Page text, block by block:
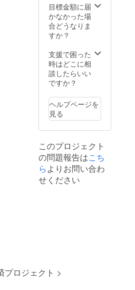
目標金額に届
かなかった場
合どうなりま
すか？
支援で困った
時はどこに相
談したらいい
ですか？
ヘルプページを
見る
このプロジェクト
の問題報告はこち
ら よりお問い合わ
せください
プロジェクト >